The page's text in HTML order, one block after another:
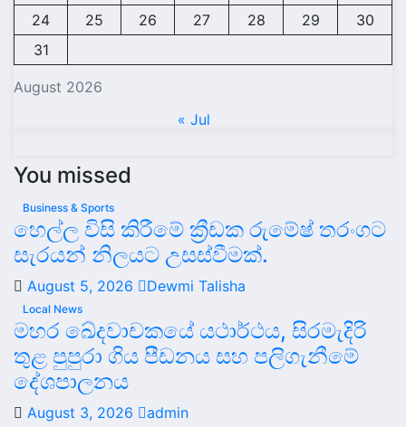
August 2026
24
25 26 27 28 29
30
31
« Jul
You missed
Business & Sports
හෙල්ල විසි කිරීමේ ක්‍රීඩක රුමේෂ් තරංගට
සැරයන් නිලයට උසස්වීමක්.
August 5, 2026 Dewmi Talisha
Local News
මහර ඛේදවාචකයේ යථාර්ථය, සිරමැදිරි
තුළ පුපුරා ගිය පීඩනය සහ පලිගැනීමේ
දේශපාලනය
August 3, 2026 admin